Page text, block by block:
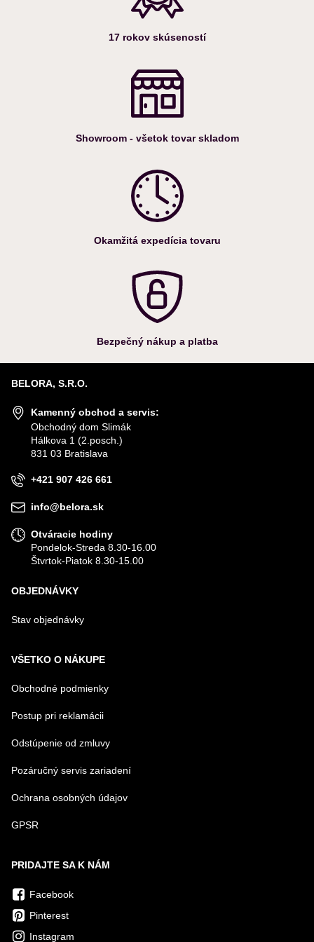
prípade je potrebné poslať zariadenie na kontrolu do servisného
Pri prenášaní zariadenia nedržte zariadenie za sieťový kábel a
zariadenie s prekrúteným alebo zalomeným sieťovým káblom.
Nikdy nestrkajte cudzie predmety do otvorov zariadenia.
Nepoužívajte zariadenie v prostredí, kde je výskyt aerosolov
17 rokov skúseností
Showroom - všetok tovar skladom
Okamžitá expedícia tovaru
Bezpečný nákup a platba
BELORA, S.R.O.
Kamenný obchod a servis:
Obchodný dom Slimák
Hálkova 1 (2.posch.)
831 03 Bratislava
+421 907 426 661
info@belora.sk
Otváracie hodiny
Pondelok-Streda 8.30-16.00
Štvrtok-Piatok 8.30-15.00
OBJEDNÁVKY
Stav objednávky
VŠETKO O NÁKUPE
Obchodné podmienky
Postup pri reklamácii
Odstúpenie od zmluvy
Pozáručný servis zariadení
Ochrana osobných údajov
GPSR
PRIDAJTE SA K NÁM
Facebook
Pinterest
Instagram